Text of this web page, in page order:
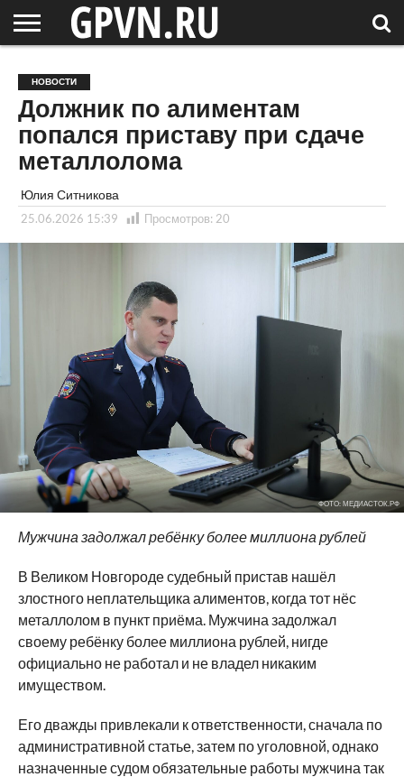
ОБЛАСТЬ
НОВОСТИ
СОСЕДЕЙ
РОССИЯ
/ МИР
СПЕЦПРОЕКТЫ
БЛОГ
СТАТЬИ
ФОТОРЕПОРТАЖИ
ИНТЕРВЬЮ
ОБЪЕКТЫ
ПОДБОРКИ
НОВОСТИ
Должник по алиментам
попался приставу при сдаче
металлолома
Юлия Ситникова
25.06.2026 15:39 Просмотров: 20
ФОТО: МЕДИАСТОК.РФ
Мужчина задолжал ребёнку более миллиона рублей
В Великом Новгороде судебный пристав нашёл
злостного неплательщика алиментов, когда тот нёс
металлолом в пункт приёма. Мужчина задолжал
своему ребёнку более миллиона рублей, нигде
официально не работал и не владел никаким
имуществом.
Его дважды привлекали к ответственности, сначала по
административной статье, затем по уголовной, однако
назначенные судом обязательные работы мужчина так